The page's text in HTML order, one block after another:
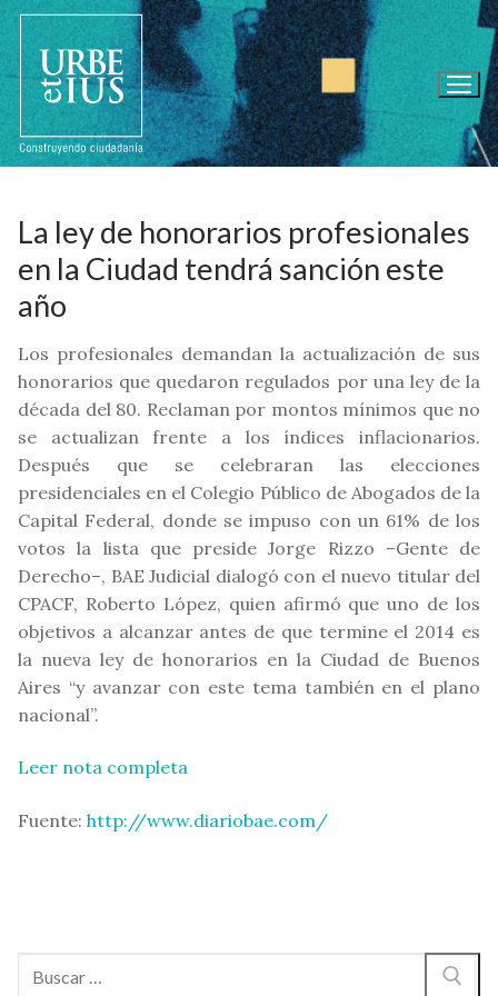
Ir
contenido
La ley de honorarios profesionales
en la Ciudad tendrá sanción este
año
Los profesionales demandan la actualización de sus
honorarios que quedaron regulados por una ley de la
década del 80. Reclaman por montos mínimos que no
se actualizan frente a los índices inflacionarios.
Después que se celebraran las elecciones
presidenciales en el Colegio Público de Abogados de la
Capital Federal, donde se impuso con un 61% de los
votos la lista que preside Jorge Rizzo –Gente de
Derecho–, BAE Judicial dialogó con el nuevo titular del
CPACF, Roberto López, quien afirmó que uno de los
objetivos a alcanzar antes de que termine el 2014 es
la nueva ley de honorarios en la Ciudad de Buenos
Aires “y avanzar con este tema también en el plano
nacional”.
Leer nota completa
Fuente: http://www.diariobae.com/